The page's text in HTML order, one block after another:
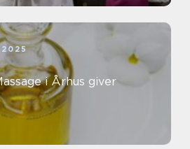
i Århus giver